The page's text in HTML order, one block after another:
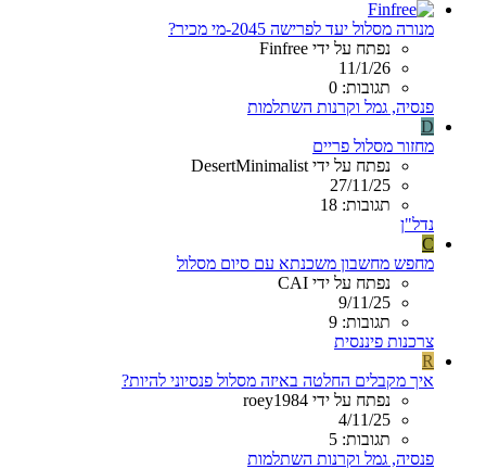
מנורה מסלול יעד לפרישה 2045-מי מכיר?
נפתח על ידי Finfree
11/1/26
תגובות: 0
פנסיה, גמל וקרנות השתלמות
D
מחזור מסלול פריים
נפתח על ידי DesertMinimalist
27/11/25
תגובות: 18
נדל"ן
C
מחפש מחשבון משכנתא עם סיום מסלול
נפתח על ידי CAI
9/11/25
תגובות: 9
צרכנות פיננסית
R
איך מקבלים החלטה באיזה מסלול פנסיוני להיות?
נפתח על ידי roey1984
4/11/25
תגובות: 5
פנסיה, גמל וקרנות השתלמות